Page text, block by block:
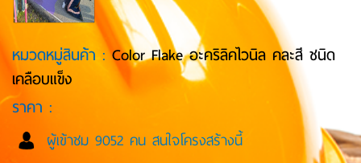
หมวดหมู่สินค้า :Color Flake อะคริลิคไวนิล คละสี ชนิด
เคลือบแข็ง
ราคา :
ผู้เข้าชม 9052 คน สนใจโครงสร้างนี้